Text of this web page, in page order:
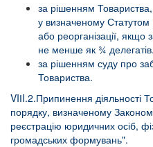
за рішенням
у визначеному
або реорганізації, якщо
не менше як ¾ делегатів.
за рішенням суду про
Товариства.
VIІI.2.Припинення діяльності
порядку, визначеному
реєстрацію юридичних осіб,
громадських формувань".